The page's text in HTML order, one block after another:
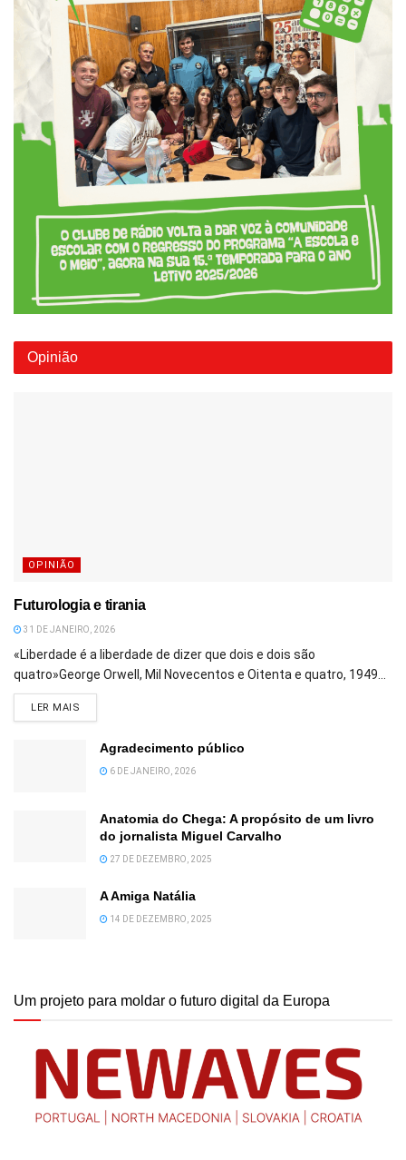
Opinião
OPINIÃO
Futurologia e tirania
31 DE JANEIRO, 2026
«Liberdade é a liberdade de dizer que dois e dois são
quatro»George Orwell, Mil Novecentos e Oitenta e quatro, 1949...
LER MAIS
Agradecimento público
6 DE JANEIRO, 2026
Anatomia do Chega: A propósito de um livro
do jornalista Miguel Carvalho
27 DE DEZEMBRO, 2025
A Amiga Natália
14 DE DEZEMBRO, 2025
Um projeto para moldar o futuro digital da Europa